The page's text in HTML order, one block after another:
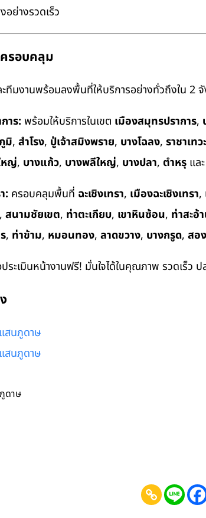
ย่างรวดเร็ว
รอบคลุม
ทีมงานพร้อมลงพื้นที่ให้บริการอย่างทั่วถึงใน 2
าร: พร้อมให้บริการในเขต เมืองสมุทรปราการ,
มิ, สำโรง, ปู่เจ้าสมิงพราย, บางโฉลง, ราชาเทวะ
หญ่, บางแก้ว, บางพลีใหญ่, บางปลา, ตำหรุ และ
: ครอบคลุมพื้นที่ ฉะเชิงเทรา, เมืองฉะเชิงเทรา,
, สนามชัยเขต, ท่าตะเกียบ, เขาหินซ้อน, ท่าสะอ้
, ท่าข้าม, หมอนทอง, ลาดขวาง, บางกรูด, สอ
ระเมินหน้างานฟรี! มั่นใจได้ในคุณภาพ รวดเร็ว
สนภูดาษ
สนภูดาษ
ดาษ